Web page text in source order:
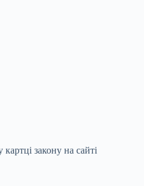
закону на сайті